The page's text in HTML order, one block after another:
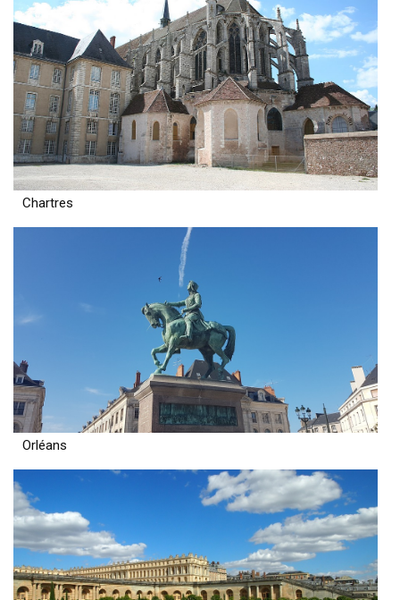
Chartres
Orléans